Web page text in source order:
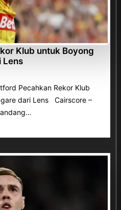
Klub untuk Boyong
Lens
Pecahkan Rekor Klub
dari Lens Cairscore –